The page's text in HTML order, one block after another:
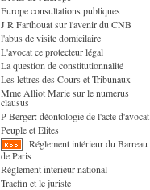
Europe consultations publiques
J R Farthouat sur l'avenir du CNB
l'abus de visite domicilaire
L'avocat ce protecteur légal
La question de constitutionnalité
Les lettres des Cours et Tribunaux
Mme Alliot Marie sur le numerus
clausus
P Berger: déontologie de l'acte d'avocat
Peuple et Elites
Réglement intérieur du Barreau
de Paris
Réglement interieur national
Tracfin et le juriste